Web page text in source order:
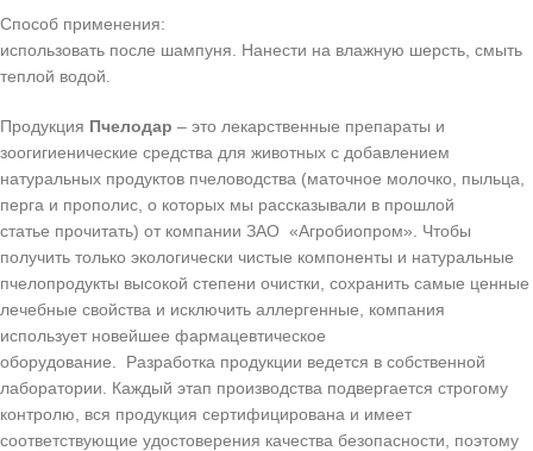
Способ применения:
использовать после шампуня. Нанести на влажную шерсть, смыть
теплой водой.
Продукция Пчелодар – это лекарственные препараты и
зоогигиенические средства для животных с добавлением
натуральных продуктов пчеловодства (маточное молочко, пыльца,
перга и прополис, о которых мы рассказывали в прошлой
статье прочитать) от компании ЗАО «Агробиопром». Чтобы
получить только экологически чистые компоненты и натуральные
пчелопродукты высокой степени очистки, сохранить самые ценные
лечебные свойства и исключить аллергенные, компания
использует новейшее фармацевтическое
оборудование. Разработка продукции ведется в собственной
лаборатории. Каждый этап производства подвергается строгому
контролю, вся продукция сертифицирована и имеет
соответствующие удостоверения качества безопасности, поэтому